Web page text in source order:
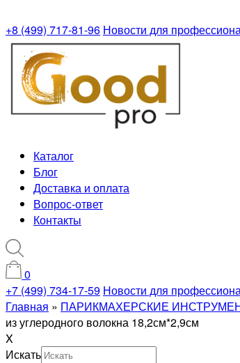
+8 (499) 717-81-96 Новости для
Каталог
Блог
Доставка и оплата
Вопрос-ответ
Контакты
0
+7 (499) 734-17-59 Новости для
Главная » ПАРИКМАХЕРСКИЕ
из углеродного волокна 18,2см*2,9см
X
Искать